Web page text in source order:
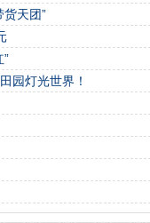
货天团”
园灯光世界！